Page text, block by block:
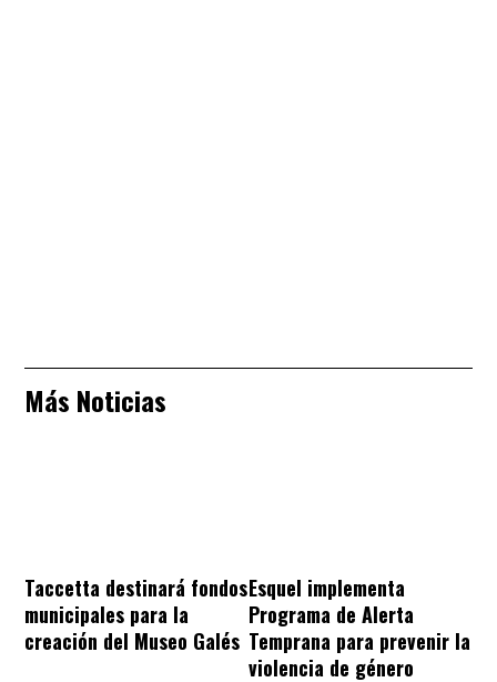
Más Noticias
Taccetta destinará fondos
municipales para la
creación del Museo Galés
Esquel implementa
Programa de Alerta
Temprana para prevenir la
violencia de género